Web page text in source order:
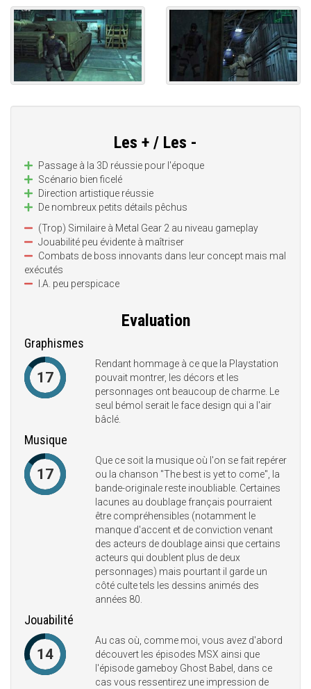
Les + / Les -
Passage à la 3D réussie pour l'époque
Scénario bien ficelé
Direction artistique réussie
De nombreux petits détails pêchus
(Trop) Similaire à Metal Gear 2 au niveau gameplay
Jouabilité peu évidente à maîtriser
Combats de boss innovants dans leur concept mais mal
exécutés
I.A. peu perspicace
Evaluation
Graphismes
17
Rendant hommage à ce que la Playstation
pouvait montrer, les décors et les
personnages ont beaucoup de charme. Le
seul bémol serait le face design qui a l'air
bâclé.
Musique
17
Que ce soit la musique où l'on se fait repérer
ou la chanson "The best is yet to come", la
bande-originale reste inoubliable. Certaines
lacunes au doublage français pourraient
être compréhensibles (notamment le
manque d'accent et de conviction venant
des acteurs de doublage ainsi que certains
acteurs qui doublent plus de deux
personnages) mais pourtant il garde un
côté culte tels les dessins animés des
années 80.
Jouabilité
14
Au cas où, comme moi, vous avez d'abord
découvert les épisodes MSX ainsi que
l'épisode gameboy Ghost Babel, dans ce
cas vous ressentirez une impression de